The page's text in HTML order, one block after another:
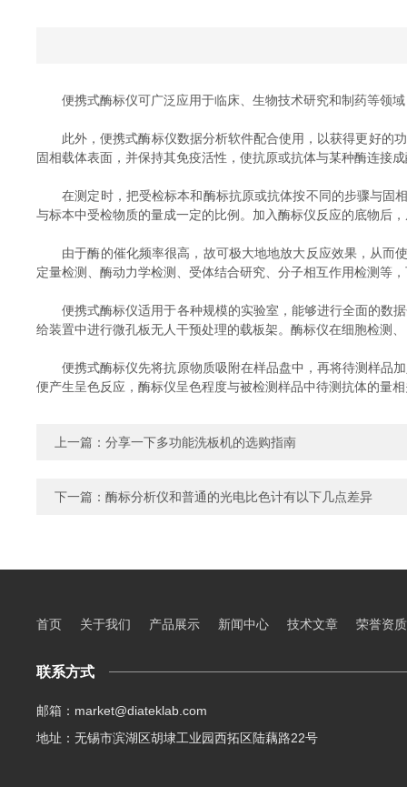
便携式酶标仪可广泛应用于临床、生物技术研究和制药等领域
此外，便携式酶标仪数据分析软件配合使用，以获得更好的功
固相载体表面，并保持其免疫活性，使抗原或抗体与某种酶连接
在测定时，把受检标本和酶标抗原或抗体按不同的步骤与固相
与标本中受检物质的量成一定的比例。加入酶标仪反应的底物后
由于酶的催化频率很高，故可极大地地放大反应效果，从而使
定量检测、酶动力学检测、受体结合研究、分子相互作用检测等
便携式酶标仪适用于各种规模的实验室，能够进行全面的数据
给装置中进行微孔板无人干预处理的载板架。酶标仪在细胞检测
便携式酶标仪先将抗原物质吸附在样品盘中，再将待测样品加
便产生呈色反应，酶标仪呈色程度与被检测样品中待测抗体的量
上一篇： 分享一下多功能洗板机的选购指南
下一篇： 酶标分析仪和普通的光电比色计有以下几点差异
首页 关于我们 产品展示 新闻中心 技术文章 荣誉资质
联系方式
邮箱：market@diateklab.com
地址：无锡市滨湖区胡埭工业园西拓区陆藕路22号